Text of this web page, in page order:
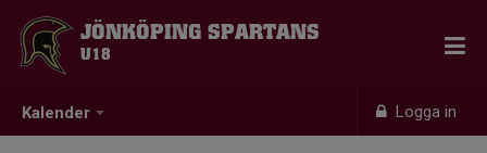
Kalender Logga in
JÖNKÖPING SPARTANS
U18